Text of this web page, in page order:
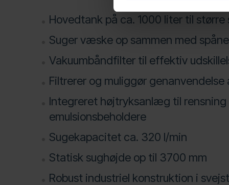
Hovedtank på ca. 1000 liter til
Suger væske op sammen med
Vakuumbåndfilter til effektiv
Filtrerer og muliggør
Integreret højtryksanlæg til rensning
emulsionsbeholdere
Sugekapacitet ca. 320 l/min
Statisk sughøjde op til 3700 mm
Robust industriel konstruktion i